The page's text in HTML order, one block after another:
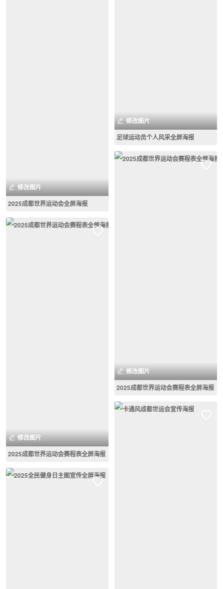
修改图片
2025成都世界运动会全屏海报
修改图片
2025成都世界运动会赛程表全屏海报
修改图片
足球运动员个人风采全屏海报
修改图片
2025成都世界运动会赛程表全屏海报